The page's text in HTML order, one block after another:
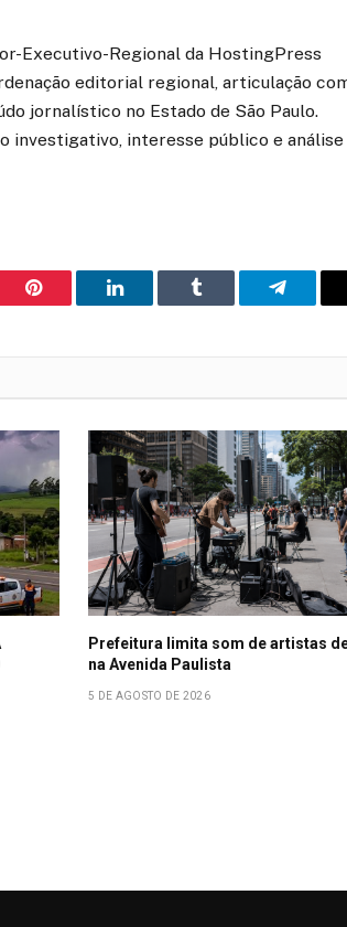
Executivo-Regional da HostingPress
editorial regional, articulação
jornalístico no Estado de São Paulo.
investigativo, interesse público e análise
Pinterest LinkedIn Tumblr
Prefeitura limita som de artistas
na Avenida Paulista
5 DE AGOSTO DE 2026